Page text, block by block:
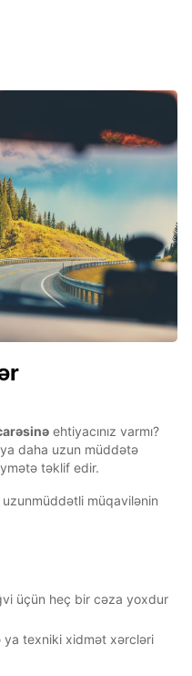
ehtiyacınız varmı?
daha uzun müddətə
təklif edir.
müqavilənin
üçün heç bir cəza yoxdur
ya texniki xidmət xərcləri